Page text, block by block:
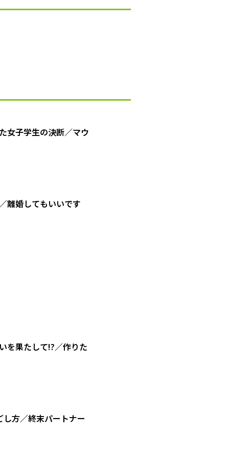
女子学生の決断／マウ
離婚してもいいです
を果たして!?／作りた
方／終末パートナー